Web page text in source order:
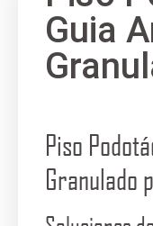
Guia
Piso
Granulado